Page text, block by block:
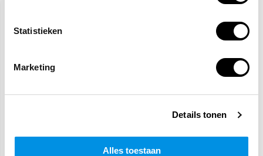
Statistieken
Marketing
Details tonen
Alles toestaan